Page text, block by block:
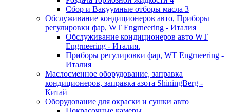
Сбор и Вакуумные отборы масла 3
Обслуживание кондиционеров авто, Приборы
регулировки фар, WT Engrneering - Италия
Обслуживание кондиционеров авто WT
Engrneering - Италия.
Приборы регулировки фар, WT Engrneering -
Италия
Маслосменное оборудование, заправка
кондиционеров, заправка азота ShiningBerg -
Китай
Оборудование для окраски и сушки авто